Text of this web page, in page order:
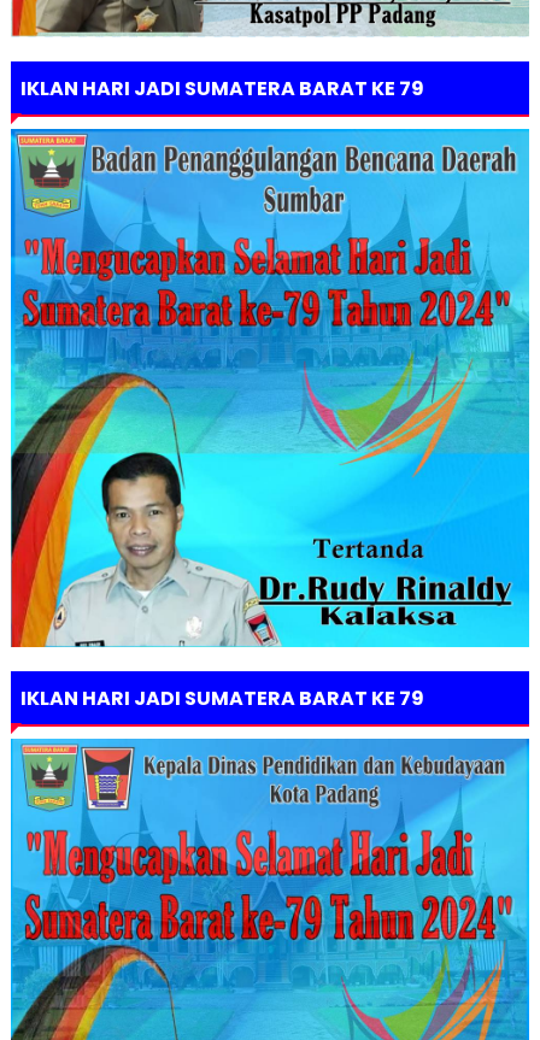
IKLAN HARI JADI SUMATERA BARAT KE 79
IKLAN HARI JADI SUMATERA BARAT KE 79